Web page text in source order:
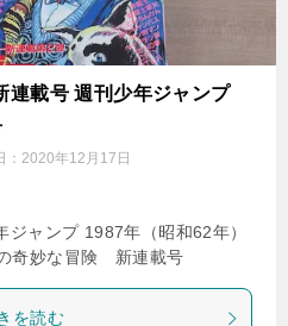
連載号 週刊少年ジャンプ
： 2020年12月17日
ャンプ 1987年（昭和62年）
奇妙な冒険 新連載号
を読む